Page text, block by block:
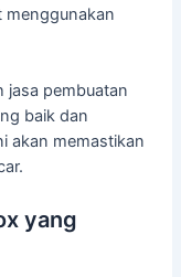
menggunakan
jasa pembuatan
baik dan
akan memastikan
yang